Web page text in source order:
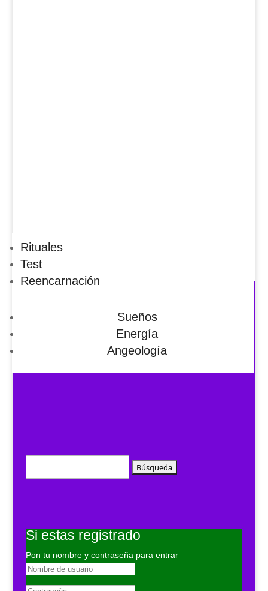
Rituales
Test
Reencarnación
Sueños
Energía
Angeología
Si estas registrado
Pon tu nombre y contraseña para entrar